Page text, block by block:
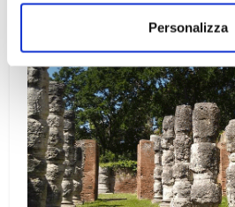
dei soli cookie tecnici.
il tuo consenso alla profilazione
ogni momentoRevoca
Personalizza